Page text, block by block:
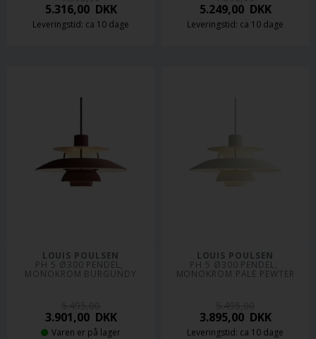
5.316,00DKK
Leveringstid: ca 10 dage
5.249,00DKK
Leveringstid: ca 10 dage
LOUIS POULSEN
PH 5 Ø300 PENDEL,
MONOKROM BURGUNDY
3.901,00DKK
Varen er på lager
LOUIS POULSEN
PH 5 Ø300 PENDEL,
MONOKROM PALE PEWTER
3.895,00DKK
Leveringstid: ca 10 dage